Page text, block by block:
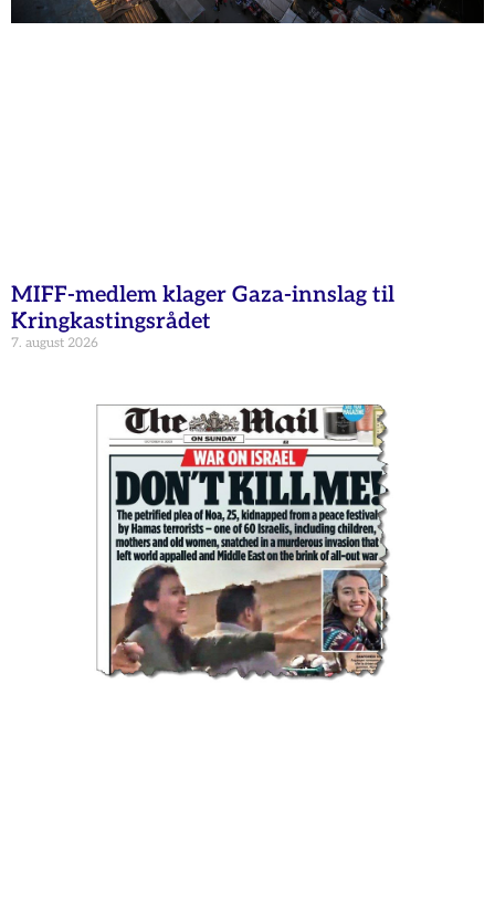
MIFF-medlem klager Gaza-innslag til
Kringkastingsrådet
7. august 2026